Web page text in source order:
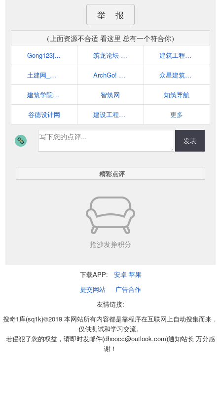
举 报
（上面资源不合适 看这里 总有一个符合你）
Gong123|建筑工程资料库|工程师必备网站 - www.gong123.com 筑龙论坛-全球建筑人工程人网上交流互动社区 建筑工程网 | 工程师,建筑,工程,设计资源下载
土建网_土建工程师的家园 ArchGo! 世界优秀建筑到您的桌面 众星建筑资源 - 拥有数万册建筑书籍，超全的建筑资源平台！
建筑学院archcollege——为建筑师而打造的高品质平台 智筑网 知筑导航
谷德设计网 建设工程教育网 更多
发表
精彩点评
抢沙发挣积分
下载APP: 安卓 苹果
提交网站
广告合作
友情链接:
搜奇1库(sq1k)©2019 本网站所有内容都是靠程序在互联网上自动搜集而来，
仅供测试和学习交流。
若侵犯了您的权益，请即时发邮件(dhoocc@outlook.com)通知站长 万分感
谢！